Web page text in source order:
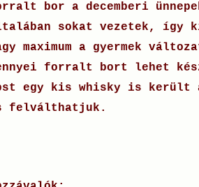
bor a decemberi
sokat vezetek, így
maximum a gyermek
forralt bort lehet
egy kis whisky is került
felválthatjuk.